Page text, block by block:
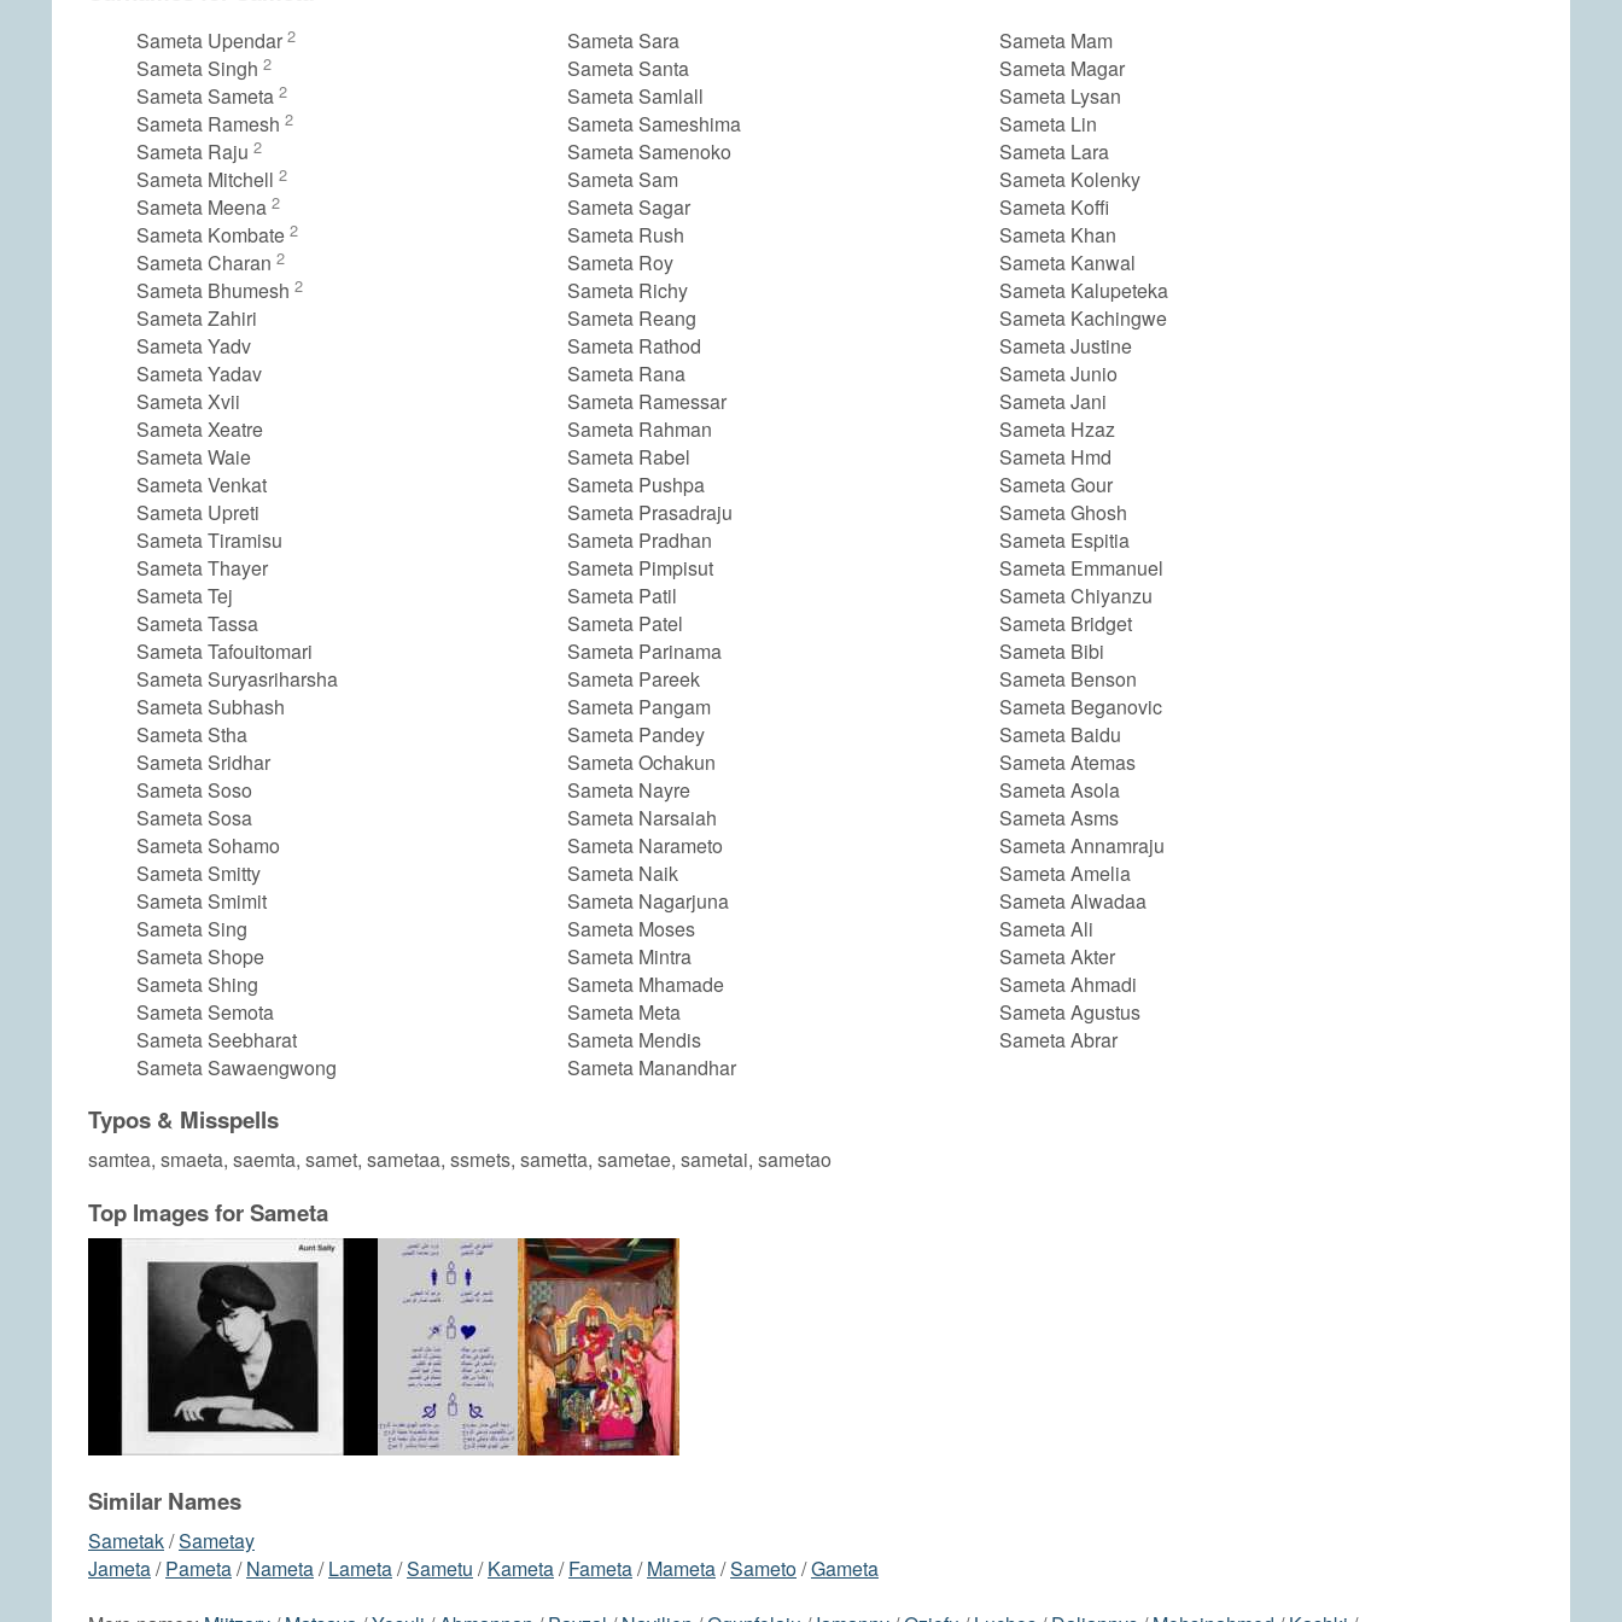
Sameta Upendar 2
Sameta Singh 2
Sameta Sameta 2
Sameta Ramesh 2
Sameta Raju 2
Sameta Mitchell 2
Sameta Meena 2
Sameta Kombate 2
Sameta Charan 2
Sameta Bhumesh 2
Sameta Zahiri
Sameta Yadv
Sameta Yadav
Sameta Xvii
Sameta Xeatre
Sameta Waie
Sameta Venkat
Sameta Upreti
Sameta Tiramisu
Sameta Thayer
Sameta Tej
Sameta Tassa
Sameta Tafouitomari
Sameta Suryasriharsha
Sameta Subhash
Sameta Stha
Sameta Sridhar
Sameta Soso
Sameta Sosa
Sameta Sohamo
Sameta Smitty
Sameta Smimit
Sameta Sing
Sameta Shope
Sameta Shing
Sameta Semota
Sameta Seebharat
Sameta Sawaengwong
Sameta Sara
Sameta Santa
Sameta Samlall
Sameta Sameshima
Sameta Samenoko
Sameta Sam
Sameta Sagar
Sameta Rush
Sameta Roy
Sameta Richy
Sameta Reang
Sameta Rathod
Sameta Rana
Sameta Ramessar
Sameta Rahman
Sameta Rabel
Sameta Pushpa
Sameta Prasadraju
Sameta Pradhan
Sameta Pimpisut
Sameta Patil
Sameta Patel
Sameta Parinama
Sameta Pareek
Sameta Pangam
Sameta Pandey
Sameta Ochakun
Sameta Nayre
Sameta Narsaiah
Sameta Narameto
Sameta Naik
Sameta Nagarjuna
Sameta Moses
Sameta Mintra
Sameta Mhamade
Sameta Meta
Sameta Mendis
Sameta Manandhar
Sameta Mam
Sameta Magar
Sameta Lysan
Sameta Lin
Sameta Lara
Sameta Kolenky
Sameta Koffi
Sameta Khan
Sameta Kanwal
Sameta Kalupeteka
Sameta Kachingwe
Sameta Justine
Sameta Junio
Sameta Jani
Sameta Hzaz
Sameta Hmd
Sameta Gour
Sameta Ghosh
Sameta Espitia
Sameta Emmanuel
Sameta Chiyanzu
Sameta Bridget
Sameta Bibi
Sameta Benson
Sameta Beganovic
Sameta Baidu
Sameta Atemas
Sameta Asola
Sameta Asms
Sameta Annamraju
Sameta Amelia
Sameta Alwadaa
Sameta Ali
Sameta Akter
Sameta Ahmadi
Sameta Agustus
Sameta Abrar
Typos & Misspells
samtea, smaeta, saemta, samet, sametaa, ssmets, sametta, sametae, sametai, sametao
Top Images for Sameta
Similar Names
Sametak/Sametay
Jameta/Pameta/Nameta/Lameta/Sametu /Kameta/Fameta/Mameta/Sameto/Gameta